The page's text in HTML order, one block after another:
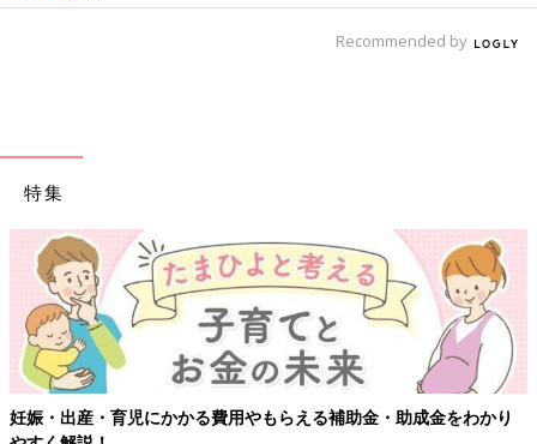
Recommended by
特集
助成金をわかり 【ワクチン接種できるものも】妊婦の感染症対